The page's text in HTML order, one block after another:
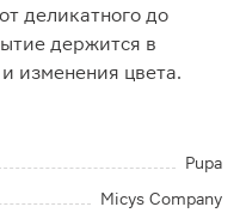
деликатного до
держится в
изменения цвета.
Pupa
Micys Company